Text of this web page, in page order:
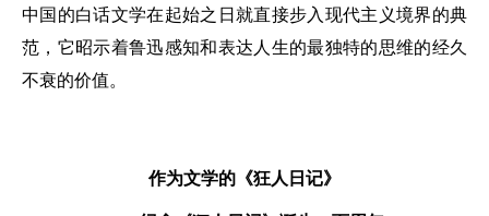
中国的白话文学在起始之日就直接步入现代主义境界的典
范，它昭示着鲁迅感知和表达人生的最独特的思维的经久
不衰的价值。
作为文学的《狂人日记》